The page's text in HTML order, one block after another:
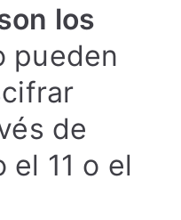
los
pueden
de
el 11 o el